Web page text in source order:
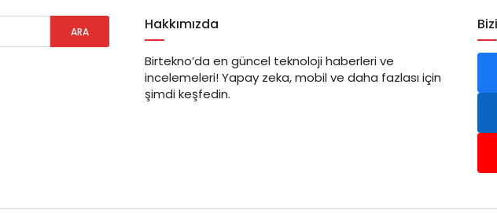
Hakkımızda
Birtekno’da en güncel teknoloji haberleri ve
incelemeleri! Yapay zeka, mobil ve daha fazlası için
şimdi keşfedin.